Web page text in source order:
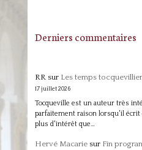
Derniers commentaires
RRsur Les temps
17 juillet 2026
Tocqueville est un auteur très
parfaitement raison lorsqu'il écrit
plus d'intérêt que…
Hervé Macariesur Fin